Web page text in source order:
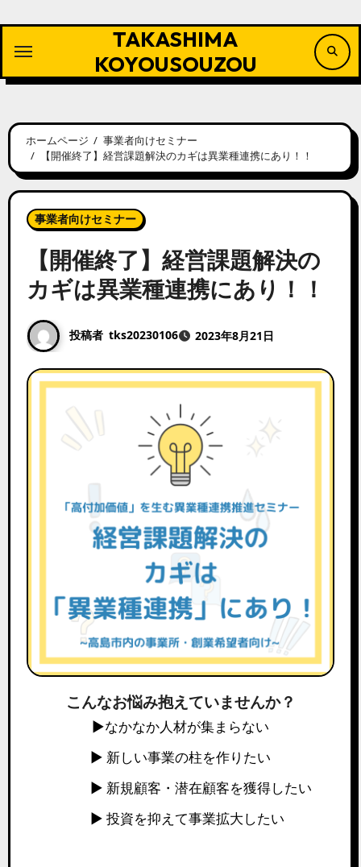
容
ッ
TAKASHIMA
KOYOUSOUZOU
ホームページ
事業者向けセミナー
【開催終了】経営課題解決のカギは異業種連携にあり！！
事業者向けセミナー
【開催終了】経営課題解決の
カギは異業種連携にあり！！
投稿者 tks20230106 2023年8月21日
こんなお悩み抱えていませんか？
▶なかなか人材が集まらない
▶ 新しい事業の柱を作りたい
▶ 新規顧客・潜在顧客を獲得したい
▶ 投資を抑えて事業拡大したい